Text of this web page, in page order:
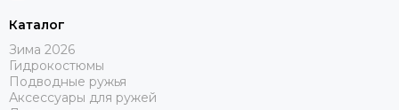
Каталог
Зима 2026
Гидрокостюмы
Подводные ружья
Аксессуары для ружей